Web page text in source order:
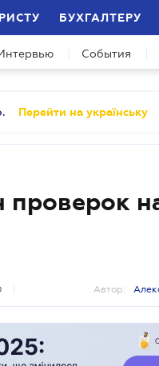
БУХГАЛТЕРУ
События
Перейти на українську
Автор: